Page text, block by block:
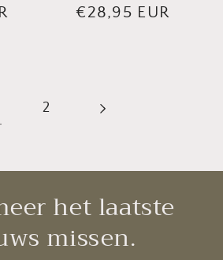
prijs
€28,95 EUR
2
het laatste
missen.